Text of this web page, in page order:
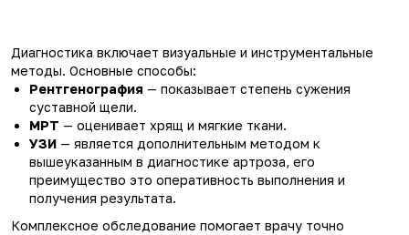
Диагностика включает визуальные и инструментальные
методы. Основные способы:
Рентгенография — показывает степень сужения
суставной щели.
МРТ — оценивает хрящ и мягкие ткани.
УЗИ — является дополнительным методом к
вышеуказанным в диагностике артроза, его
преимущество это оперативность выполнения и
получения результата.
Комплексное обследование помогает врачу точно